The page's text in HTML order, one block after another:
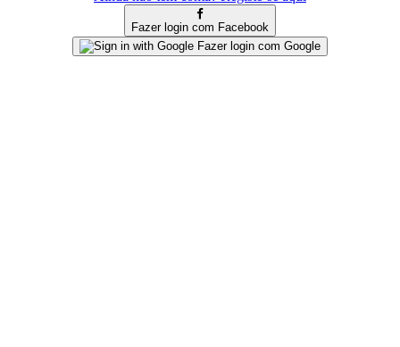
Fazer login com Facebook
Fazer login com Google